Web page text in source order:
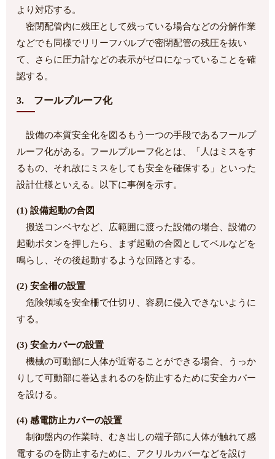
より対応する。
密閉配管内に残圧として残っている場合などの分解作業
などでも同様でリリーフバルブで密閉配管の残圧を抜い
て、さらに圧力計などの表示がゼロになっていることを確
認する。
3. フールプルーフ化
設備の本質安全化を図るもう一つの手段であるフールプ
ルーフ化がある。フールプルーフ化とは、「人はミスをす
るもの、それ故にミスをしても安全を確保する」といった
設計仕様といえる。以下に事例を示す。
(1) 設備起動の合図
搬送コンベヤなど、広範囲に渡った設備の場合、設備の
起動ボタンを押したら、まず起動の合図としてベルなどを
鳴らし、その後起動するような回路とする。
(2) 安全柵の設置
危険領域を安全柵で仕切り、容易に侵入できないように
する。
(3) 安全カバーの設置
機械の可動部に人体が近寄ることができる場合、うっか
りして可動部に巻込まれるのを防止するために安全カバー
を設ける。
(4) 感電防止カバーの設置
制御盤内の作業時、むき出しの端子部に人体が触れて感
電するのを防止するために、アクリルカバーなどを設け